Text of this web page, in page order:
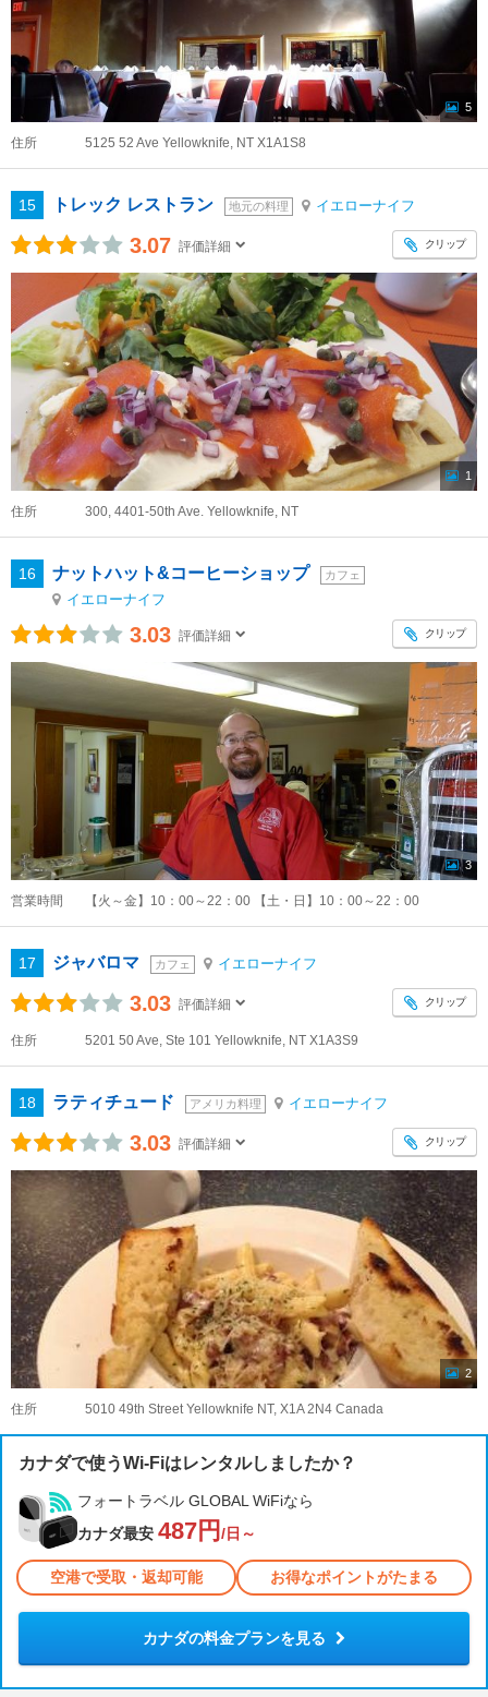
5
住所 5125 52 Ave Yellowknife, NT X1A1S8
15 トレック レストラン 地元の料理 イエローナイフ
3.07 評価詳細 クリップ
1
住所 300, 4401-50th Ave. Yellowknife, NT
16 ナットハット&コーヒーショップ カフェ
イエローナイフ
3.03 評価詳細 クリップ
3
営業時間 【火～金】10：00～22：00 【土・日】10：00～22：00
17 ジャバロマ カフェ イエローナイフ
3.03 評価詳細 クリップ
住所 5201 50 Ave, Ste 101 Yellowknife, NT X1A3S9
18 ラティチュード アメリカ料理 イエローナイフ
3.03 評価詳細 クリップ
2
住所 5010 49th Street Yellowknife NT, X1A 2N4 Canada
カナダで使うWi-Fiはレンタルしましたか？
フォートラベル GLOBAL WiFiなら
カナダ最安 487円 /日～
空港で受取・返却可能 お得なポイントがたまる
カナダの料金プランを見る